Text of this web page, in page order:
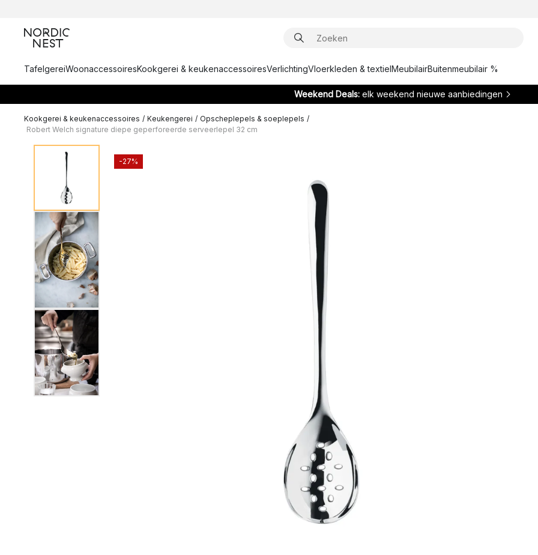
TafelgereiWoonaccessoiresKookgerei & keukenaccessoiresVerlichtingVloerkleden & textielMeubilairBuitenmeubilair %
Weekend Deals: elk weekend nieuwe aanbiedingen
Kookgerei & keukenaccessoires / Keukengerei / Opscheplepels & soeplepels /
Robert Welch signature diepe geperforeerde serveerlepel 32 cm
-27%